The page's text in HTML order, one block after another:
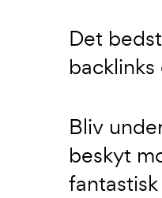
Det
Bliv
beskyt